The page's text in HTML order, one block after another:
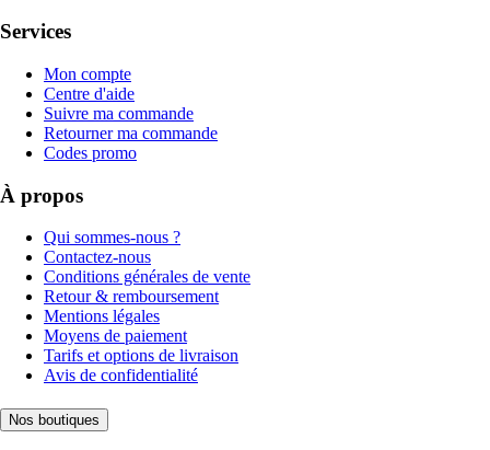
Services
Mon compte
Centre d'aide
Suivre ma commande
Retourner ma commande
Codes promo
À propos
Qui sommes-nous ?
Contactez-nous
Conditions générales de vente
Retour & remboursement
Mentions légales
Moyens de paiement
Tarifs et options de livraison
Avis de confidentialité
Nos boutiques